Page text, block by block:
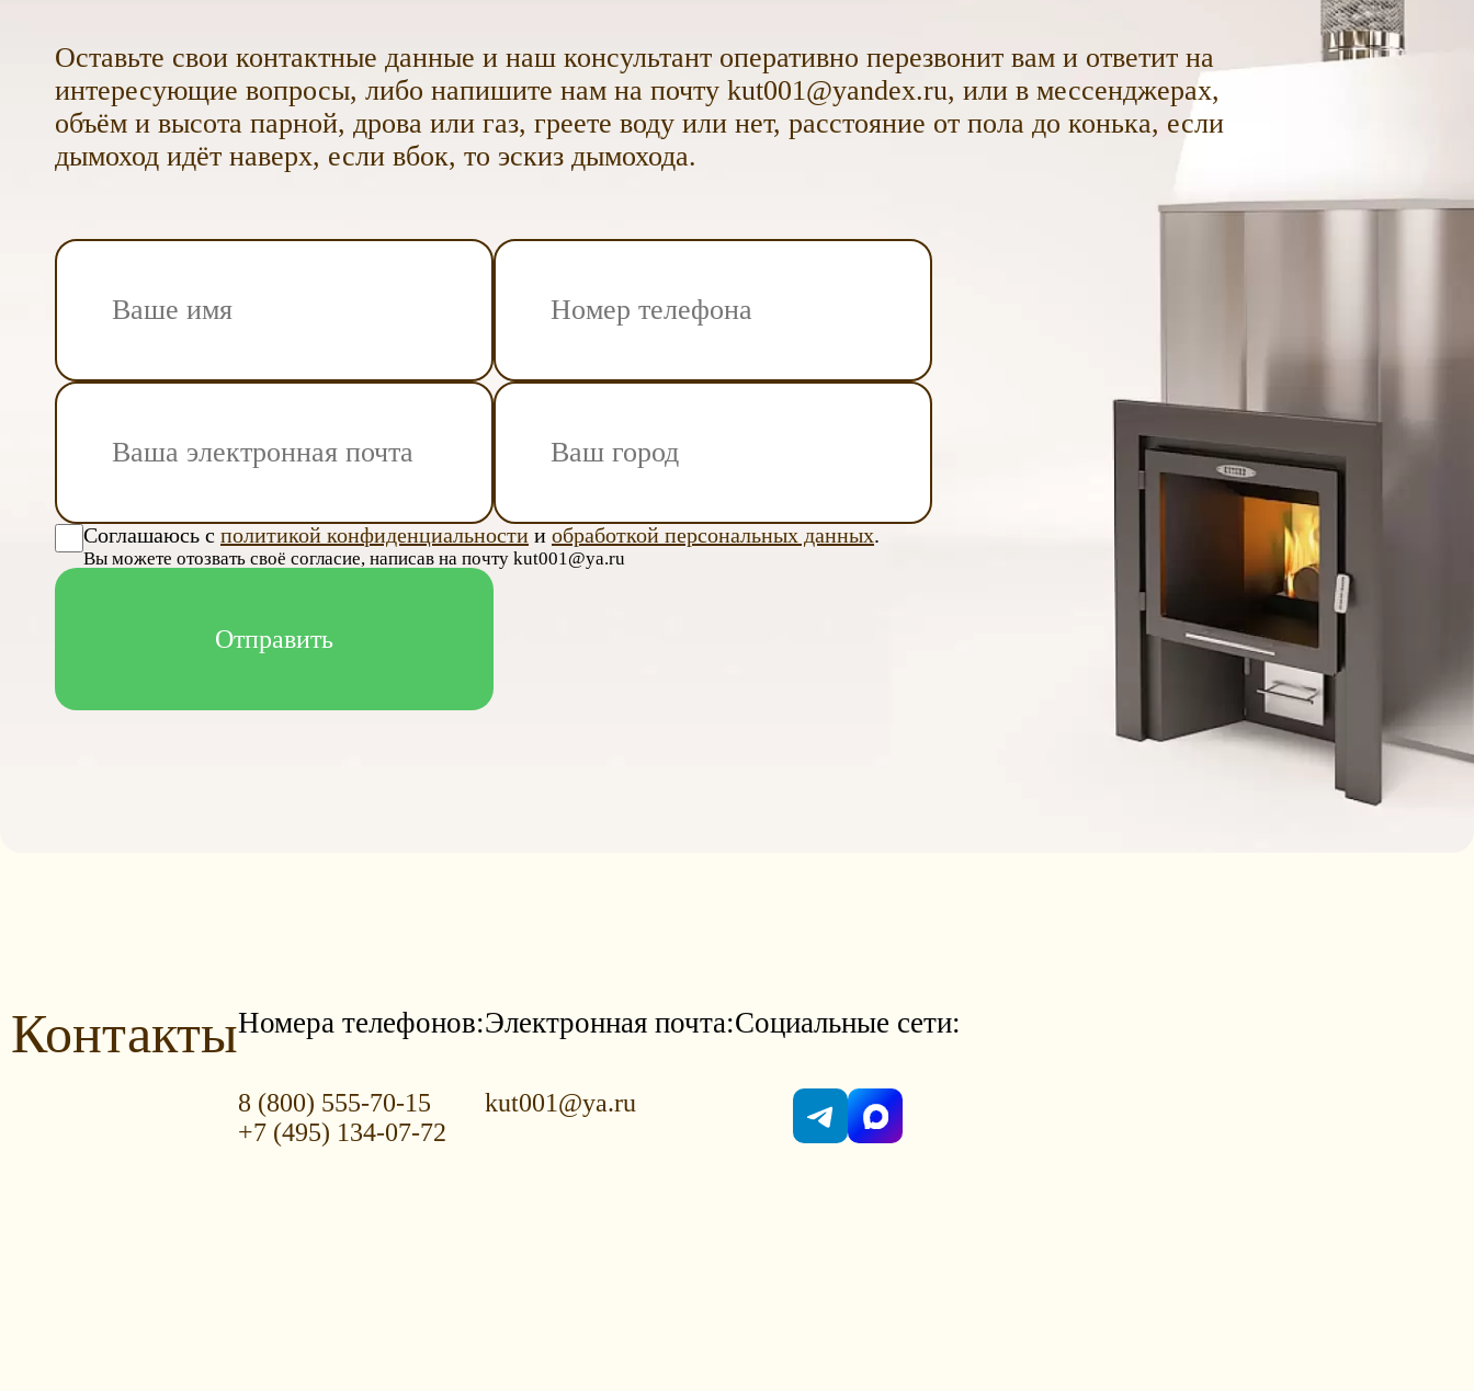
Оставьте свои контактные данные и наш консультант оперативно перезвонит вам и ответит на
интересующие вопросы, либо напишите нам на почту kut001@yandex.ru, или в мессенджерах,
объём и высота парной, дрова или газ, греете воду или нет, расстояние от пола до конька, если
дымоход идёт наверх, если вбок, то эскиз дымохода.
Соглашаюсь с политикой конфиденциальности и обработкой персональных данных.
Вы можете отозвать своё согласие, написав на почту kut001@ya.ru
КонтактыНомера телефонов:
8 (800) 555-70-15
+7 (495) 134-07-72
Электронная почта:
kut001@ya.ru
Социальные сети: